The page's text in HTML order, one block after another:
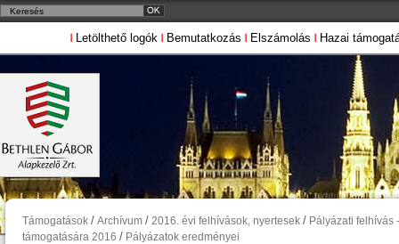
Letölthető logók Bemutatkozás Elszámolás Hazai
Támogatások / Archívum / 2016. évi felhívások, nyertesek / Pályázati felhívás
támogatására 2016 / Pályázatok eredményei